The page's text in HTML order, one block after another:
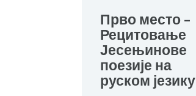
Прво место –
Рецитовање
Јесењинове
поезије на
руском језику